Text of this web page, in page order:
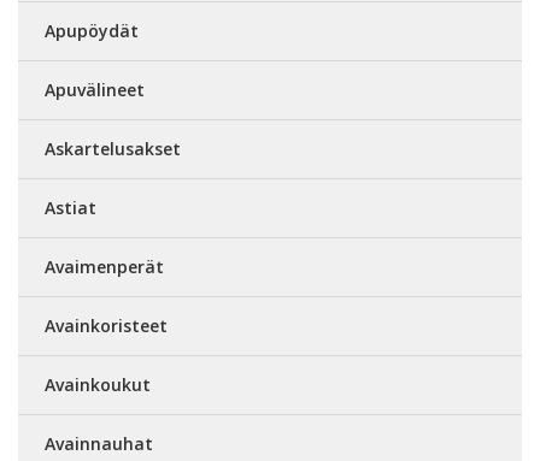
Apupöydät
Apuvälineet
Askartelusakset
Astiat
Avaimenperät
Avainkoristeet
Avainkoukut
Avainnauhat